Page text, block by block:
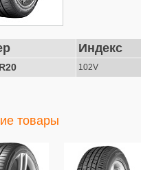
Индекс
102V
товары